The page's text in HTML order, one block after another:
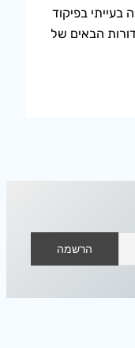
בעייתי בפיקוד
הבאים של